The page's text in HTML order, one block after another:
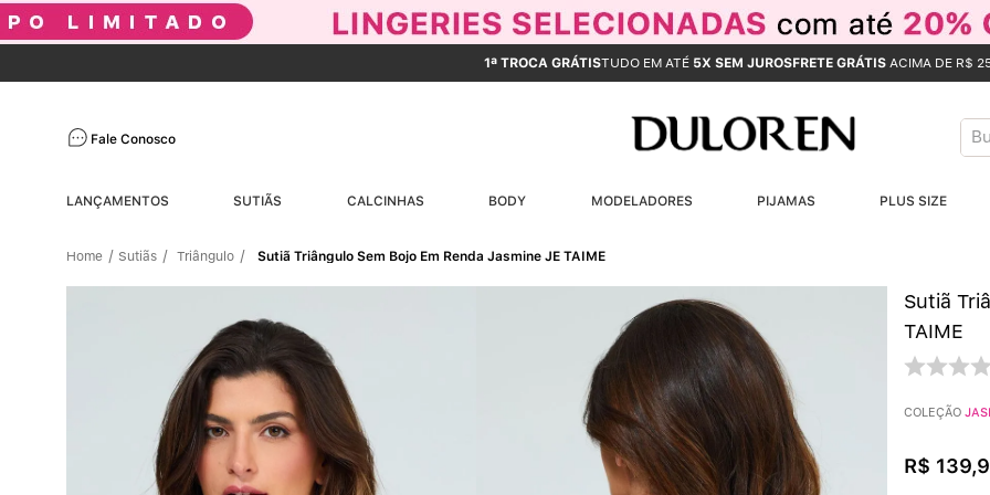
1ª TROCA GRÁTISTUDO EM ATÉ 5X SEM JUROSFRETE GRÁTIS ACIMA DE R$
Fale Conosco
LANÇAMENTOS SUTIÃS CALCINHAS BODY MODELADORES PIJAMAS PLUS SIZE
Sutiãs Triângulo Sutiã Triângulo Sem Bojo Em Renda Jasmine JE TAIME
Sutiã
TAIME
COLEÇÃO
R$ 139,
3º